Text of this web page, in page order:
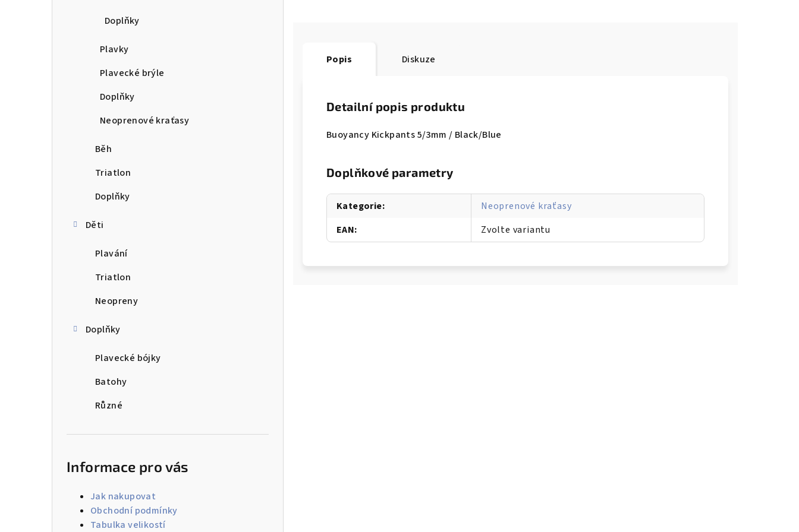
Doplňky
Plavky
Plavecké brýle
Doplňky
Neoprenové kraťasy
Běh
Triatlon
Doplňky
Děti
Plavání
Triatlon
Neopreny
Doplňky
Plavecké bójky
Batohy
Různé
Informace pro vás
Jak nakupovat
Obchodní podmínky
Tabulka velikostí
Popis Diskuze
Detailní popis produktu
Buoyancy Kickpants 5/3mm / Black/Blue
Doplňkové parametry
Kategorie:
Neoprenové kraťasy
EAN: Zvolte variantu